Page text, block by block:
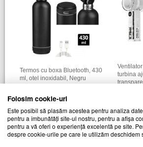
Termos cu boxa Bluetooth, 430
ml, otel inoxidabil, Negru
28821 79 lei
turbina
28432
Folosim cookie-uri
Este posibil să plasăm acestea pentru analiza
pentru a îmbunătăți site-ul nostru, pentru a afișa
pentru a vă oferi o experiență excelentă pe site.
despre cookie-urile pe care le utilizăm deschidem